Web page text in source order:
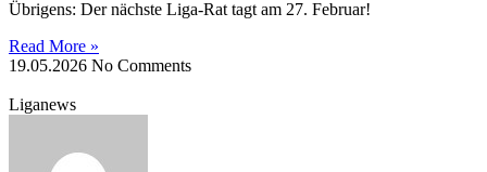
Übrigens: Der nächste Liga-Rat tagt am 27. Februar!
Read More »
19.05.2026 No Comments
Liganews